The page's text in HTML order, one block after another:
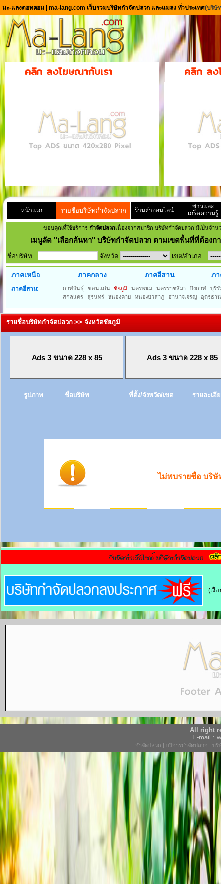
มะ-แลงดอทคอม | ma-lang.com เว็บรวมบริษัทกำจัดปลวก และแมลง ทั่วประเทศ(บริษั
คลิก ลงโฆษณากับเรา คลิก ลง
หน้าแรก รายชื่อบริษัทกำจัดปลวก ร้านค้าออนไลน์
ข่าวและ
เกร็ดความรู้
ขอบคุณที่ใช้บริการ กำจัดปลวกเนื่องจากสมาชิก บริษัทกำจัดปลวก มีเป็นจำ
เมนูลัด "เลือกค้นหา" บริษัทกำจัดปลวก ตามเขตพื้นที่ที่ต้องก
ชื่อบริษัท : จังหวัด เขต/อำเภอ :
ภาคเหนือ ภาคกลาง ภาคอีสาน ภา
ภาคอีสาน: กาฬสินธุ์ ขอนแก่น ชัยภูมิ นครพนม นครราชสีมา บึงกาฬ
บุรีรั
สกลนคร
สุรินทร์ หนองคาย หนองบัวลำภู อำนาจเจริญ อุดรธานี
รายชื่อบริษัทกำจัดปลวก >> จังหวัดชัยภูมิ
Ads 3 ขนาด 228 x 85 Ads 3 ขนาด 228 x 85
รูปภาพ ชื่อบริษัท ที่ตั้ง/จังหวัด/เขต รายละเอี
ไม่พบรายชื่อ บริษั
(เงื่
All right
E-mail :
กำจัดปลวก | บริการกำจัดปลวก | บริ